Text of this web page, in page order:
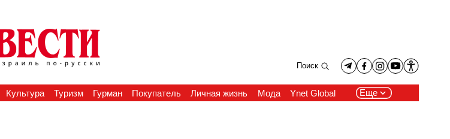
Поиск
Культура Туризм Гурман Покупатель Личная жизнь Мода Ynet Global Еще